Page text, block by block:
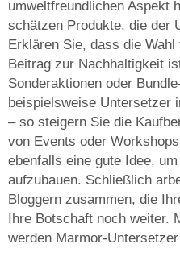
umweltfreundlichen Aspekt
schätzen Produkte, die der
Erklären Sie, dass die
Beitrag zur Nachhaltigkeit
Sonderaktionen oder
beispielsweise Untersetzer
– so steigern Sie die
von Events oder
ebenfalls eine gute Idee,
aufzubauen. Schließlich
Bloggern zusammen, die
Ihre Botschaft noch weiter.
werden Marmor-